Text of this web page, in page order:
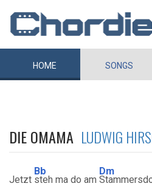
HOME SONGS
DIE OMAMA LUDWIG
Jetzt
Bb
steh ma do am
Dm